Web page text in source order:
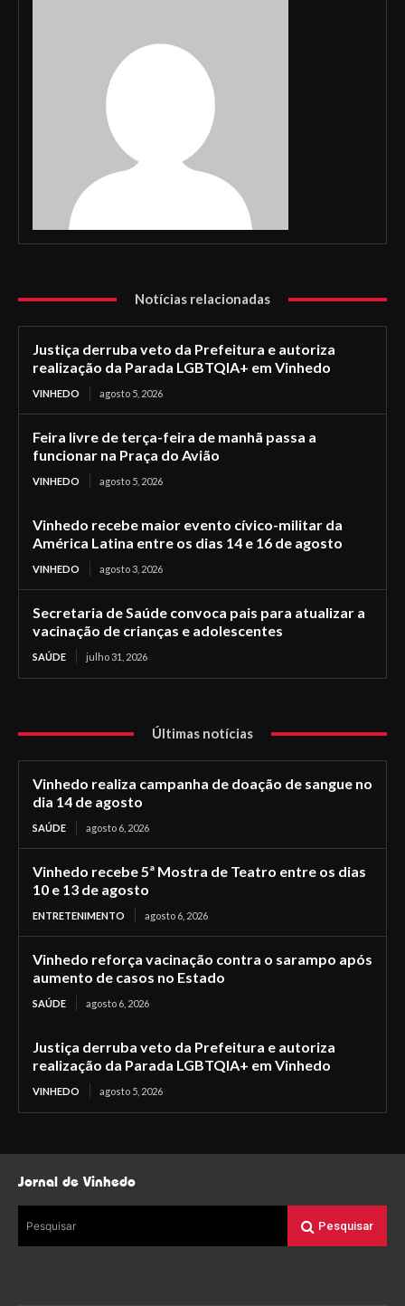
Notícias relacionadas
Justiça derruba veto da Prefeitura e autoriza
realização da Parada LGBTQIA+ em Vinhedo
VINHEDO agosto 5, 2026
Feira livre de terça-feira de manhã passa a
funcionar na Praça do Avião
VINHEDO agosto 5, 2026
Vinhedo recebe maior evento cívico-militar da
América Latina entre os dias 14 e 16 de agosto
VINHEDO agosto 3, 2026
Secretaria de Saúde convoca pais para atualizar a
vacinação de crianças e adolescentes
SAÚDE julho 31, 2026
Últimas notícias
Vinhedo realiza campanha de doação de sangue no
dia 14 de agosto
SAÚDE agosto 6, 2026
Vinhedo recebe 5ª Mostra de Teatro entre os dias
10 e 13 de agosto
ENTRETENIMENTO agosto 6, 2026
Vinhedo reforça vacinação contra o sarampo após
aumento de casos no Estado
SAÚDE agosto 6, 2026
Justiça derruba veto da Prefeitura e autoriza
realização da Parada LGBTQIA+ em Vinhedo
VINHEDO agosto 5, 2026
Jornal de Vinhedo
Pesquisar Pesquisar